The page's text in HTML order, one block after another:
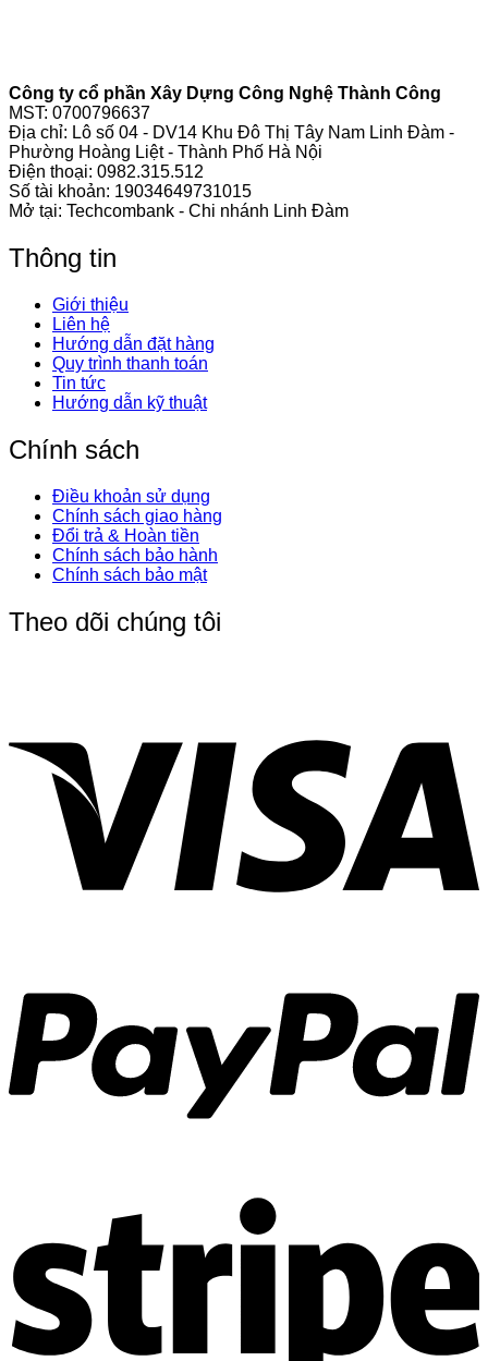
Công ty cổ phần Xây Dựng Công Nghệ Thành Công
MST: 0700796637
Địa chỉ: Lô số 04 - DV14 Khu Đô Thị Tây Nam Linh Đàm -
Phường Hoàng Liệt - Thành Phố Hà Nội
Điện thoại: 0982.315.512
Số tài khoản: 19034649731015
Mở tại: Techcombank - Chi nhánh Linh Đàm
Thông tin
Giới thiệu
Liên hệ
Hướng dẫn đặt hàng
Quy trình thanh toán
Tin tức
Hướng dẫn kỹ thuật
Chính sách
Điều khoản sử dụng
Chính sách giao hàng
Đổi trả & Hoàn tiền
Chính sách bảo hành
Chính sách bảo mật
Theo dõi chúng tôi